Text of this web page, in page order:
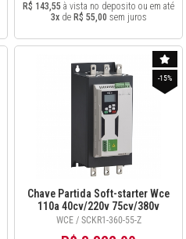
R$ 143,55 à vista no deposito ou em até
3xde R$ 55,00 sem juros
-15%
Chave Partida Soft-starter Wce
110a 40cv/220v 75cv/380v
com Ihm SCKR1-360-55-Z
WCE / SCKR1-360-55-Z